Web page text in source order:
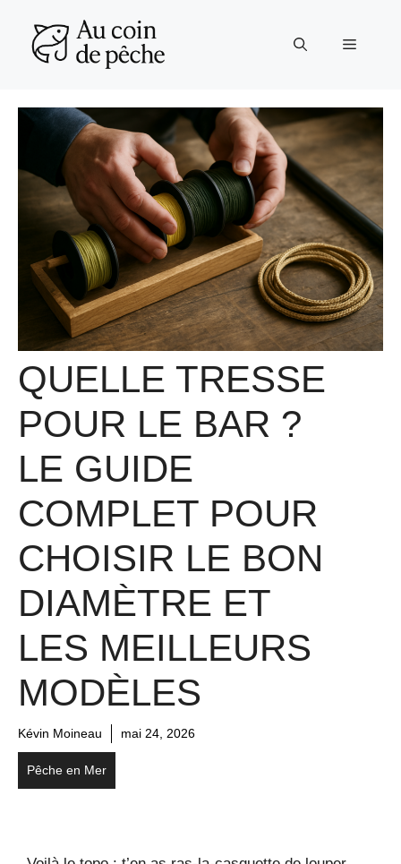
contenu
Menu
QUELLE TRESSE
POUR LE BAR ?
LE GUIDE
COMPLET POUR
CHOISIR LE BON
DIAMÈTRE ET
LES MEILLEURS
MODÈLES
Kévin Moineau mai 24, 2026
Pêche en Mer